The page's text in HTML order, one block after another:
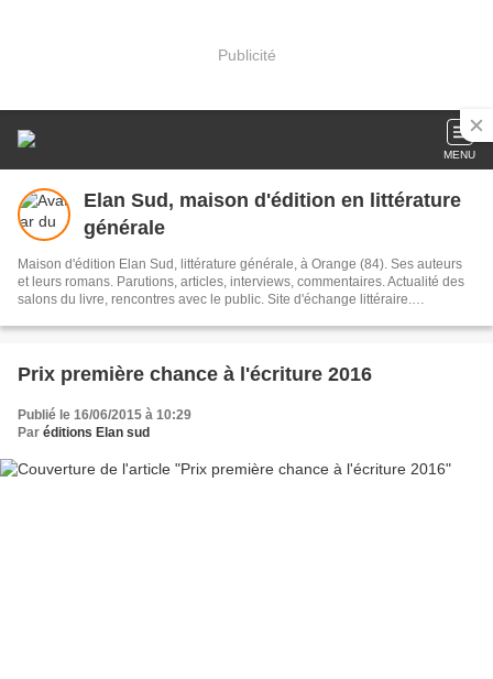
Publicité
MENU
Elan Sud, maison d'édition en littérature
générale
Maison d'édition Elan Sud, littérature générale, à Orange (84). Ses auteurs
et leurs romans. Parutions, articles, interviews, commentaires. Actualité des
salons du livre, rencontres avec le public. Site d'échange littéraire.
Prix première chance à l'écriture 2016
Publié le 16/06/2015 à 10:29
Par éditions Elan sud